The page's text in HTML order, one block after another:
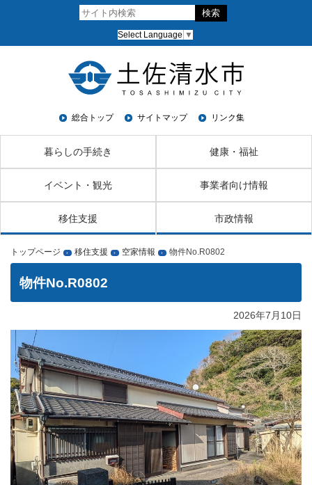
Select Language ▼
総合トップ サイトマップ リンク集
暮らしの手続き 健康・福祉
イベント・観光 事業者向け情報
移住支援 市政情報
トップページ › 移住支援 › 空家情報 › 物件No.R0802
物件No.R0802
2026年7月10日